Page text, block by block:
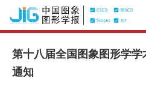
第十八届全国图象图形学
通知